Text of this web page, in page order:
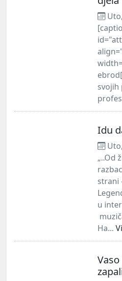
svojih
Idu
„..Od
strani
u
Ha...